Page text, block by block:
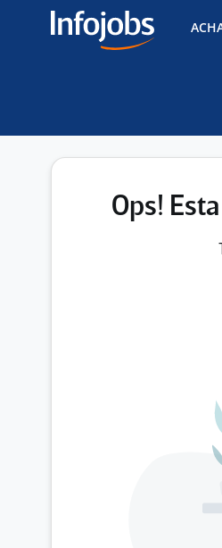
Ops!